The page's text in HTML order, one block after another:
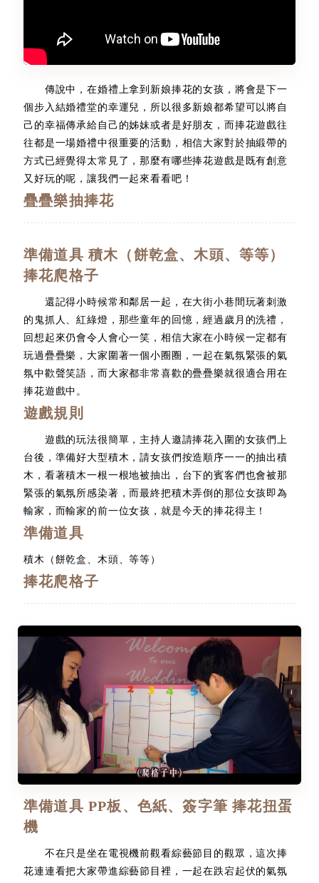
傳說中，在婚禮上拿到新娘捧花的女孩，將會是下一
個步入結婚禮堂的幸運兒，所以很多新娘都希望可以將自
己的幸福傳承給自己的姊妹或者是好朋友，而捧花遊戲往
往都是一場婚禮中很重要的活動，相信大家對於抽緞帶的
方式已經覺得太常見了，那麼有哪些捧花遊戲是既有創意
又好玩的呢，讓我們一起來看看吧！
疊疊樂抽捧花
準備道具 積木（餅乾盒、木頭、等等）
捧花爬格子
還記得小時候常和鄰居一起，在大街小巷間玩著刺激
的鬼抓人、紅綠燈，那些童年的回憶，經過歲月的洗禮，
回想起來仍會令人會心一笑，相信大家在小時候一定都有
玩過疊疊樂，大家圍著一個小圈圈，一起在氣氛緊張的氣
氛中歡聲笑語，而大家都非常喜歡的疊疊樂就很適合用在
捧花遊戲中。
遊戲規則
遊戲的玩法很簡單，主持人邀請捧花入圍的女孩們上
台後，準備好大型積木，請女孩們按造順序一一的抽出積
木，看著積木一根一根地被抽出，台下的賓客們也會被那
緊張的氣氛所感染著，而最終把積木弄倒的那位女孩即為
輸家，而輸家的前一位女孩，就是今天的捧花得主！
準備道具
積木（餅乾盒、木頭、等等）
捧花爬格子
準備道具 PP板、色紙、簽字筆 捧花扭蛋
機
不在只是坐在電視機前觀看綜藝節目的觀眾，這次捧
花連連看把大家帶進綜藝節目裡，一起在跌宕起伏的氣氛